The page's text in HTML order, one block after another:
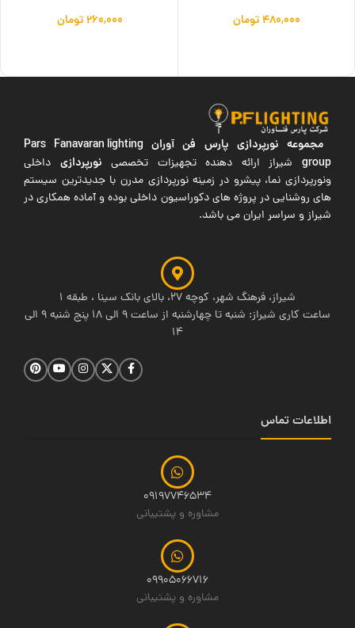
۴۸۰,۰۰۰تومان ۲۶۰,۰۰۰تومان
مجموعه نورپردازی پارس فن آوران Pars Fanavaran lighting
groupشیراز ارائه دهنده تجهیزات تخصصی نورپردازی داخلی
ونورپردازی نما، پیشرو در زمینه نورپردازی مدرن با جدیدترین سیستم
های روشنایی در پروژه های دکوراسیون داخلی بوده و آماده همکاری در
شیراز و سراسر ایران می باشد.
شیراز، فرهنگ شهر، کوچه 27، بالای بانک سینا ، طبقه 1
ساعت کاری شیراز: شنبه تا چهارشنبه از ساعت 9 الی 18 پنج شنبه 9 الی
14
اطلاعات تماس
09197746534
مشاوره و پشتیبانی
09905066716
مشاوره و پشتیبانی